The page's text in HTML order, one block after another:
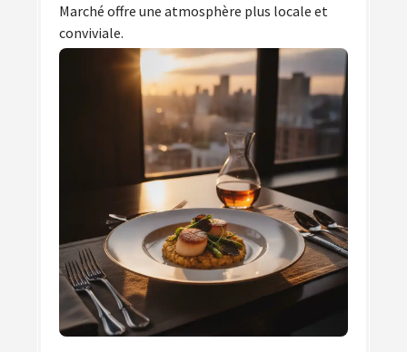
Marché offre une atmosphère plus locale et
conviviale.